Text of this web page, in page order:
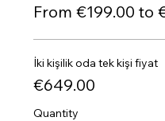
From €199.00 to
İki kişilik oda tek kişi fiyat
€649.00
Quantity